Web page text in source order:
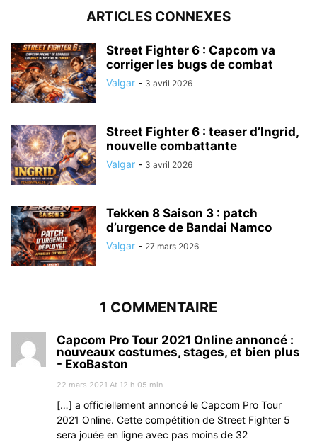
ARTICLES CONNEXES
Street Fighter 6 : Capcom va
corriger les bugs de combat
Valgar - 3 avril 2026
Street Fighter 6 : teaser d’Ingrid,
nouvelle combattante
Valgar - 3 avril 2026
Tekken 8 Saison 3 : patch
d’urgence de Bandai Namco
Valgar - 27 mars 2026
1 COMMENTAIRE
Capcom Pro Tour 2021 Online annoncé :
nouveaux costumes, stages, et bien plus
- ExoBaston
22 mars 2021 At 12 h 05 min
[…] a officiellement annoncé le Capcom Pro Tour
2021 Online. Cette compétition de Street Fighter 5
sera jouée en ligne avec pas moins de 32